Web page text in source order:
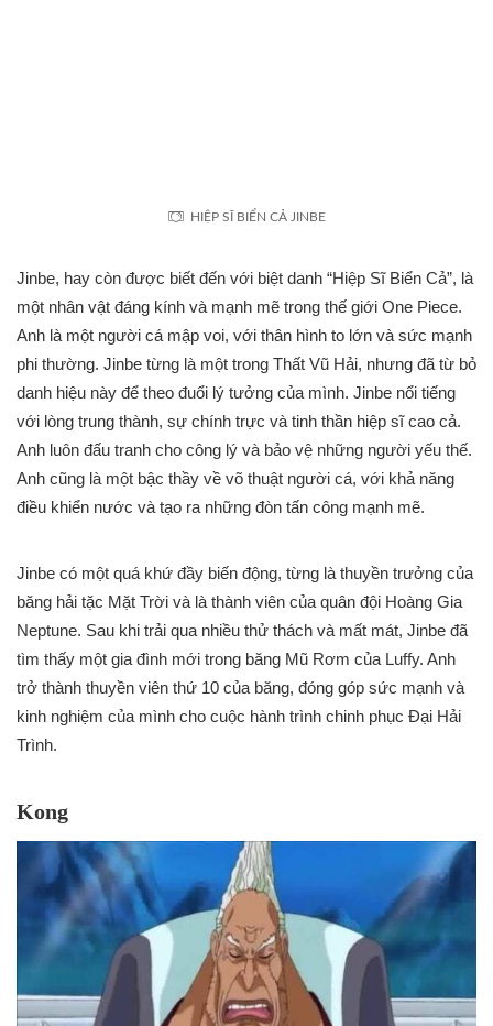
HIỆP SĨ BIỂN CẢ JINBE
Jinbe, hay còn được biết đến với biệt danh “Hiệp Sĩ Biển Cả”, là
một nhân vật đáng kính và mạnh mẽ trong thế giới One Piece.
Anh là một người cá mập voi, với thân hình to lớn và sức mạnh
phi thường. Jinbe từng là một trong Thất Vũ Hải, nhưng đã từ bỏ
danh hiệu này để theo đuổi lý tưởng của mình. Jinbe nổi tiếng
với lòng trung thành, sự chính trực và tinh thần hiệp sĩ cao cả.
Anh luôn đấu tranh cho công lý và bảo vệ những người yếu thế.
Anh cũng là một bậc thầy về võ thuật người cá, với khả năng
điều khiển nước và tạo ra những đòn tấn công mạnh mẽ.
Jinbe có một quá khứ đầy biến động, từng là thuyền trưởng của
băng hải tặc Mặt Trời và là thành viên của quân đội Hoàng Gia
Neptune. Sau khi trải qua nhiều thử thách và mất mát, Jinbe đã
tìm thấy một gia đình mới trong băng Mũ Rơm của Luffy. Anh
trở thành thuyền viên thứ 10 của băng, đóng góp sức mạnh và
kinh nghiệm của mình cho cuộc hành trình chinh phục Đại Hải
Trình.
Kong